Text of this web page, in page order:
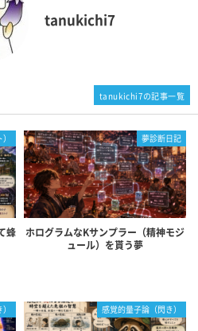
tanukichi7
蜂
夢診断日記
ホログラムなKサンプラー（精神モジ
ュール）を貰う夢
感覚的量子論（閃き）
tanukichi7の記事一覧